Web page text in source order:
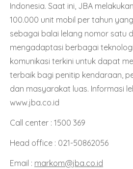
Indonesia. Saat ini, JBA
100.000 unit mobil per tahun
sebagai balai lelang nomor satu
mengadaptasi berbagai
komunikasi terkini untuk dapat
terbaik bagi penitip kendaraan,
dan masyarakat luas. Informasi
www.jba.co.id
Call center : 1500 369
Head office : 021-50862056
Email : markom@jba.co.id